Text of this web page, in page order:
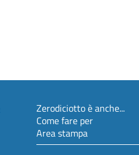
Zerodiciotto è anche...
Come fare per
Area stampa